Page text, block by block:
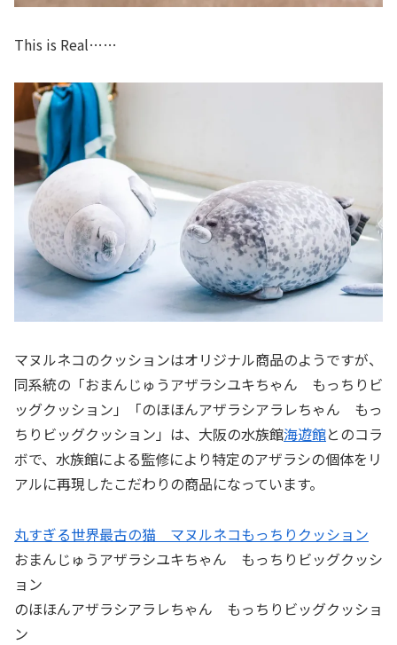
This is Real……
マヌルネコのクッションはオリジナル商品のようですが、
同系統の「おまんじゅうアザラシユキちゃん もっちりビ
ッグクッション」「のほほんアザラシアラレちゃん もっ
ちりビッグクッション」は、大阪の水族館海遊館とのコラ
ボで、水族館による監修により特定のアザラシの個体をリ
アルに再現したこだわりの商品になっています。
丸すぎる世界最古の猫 マヌルネコもっちりクッション
おまんじゅうアザラシユキちゃん もっちりビッグクッシ
ョン
のほほんアザラシアラレちゃん もっちりビッグクッショ
ン